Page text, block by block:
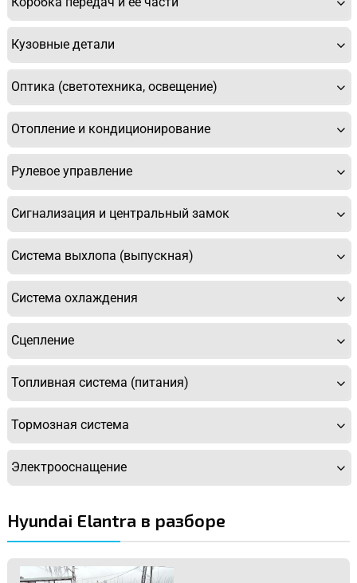
Кузовные детали
Оптика (светотехника, освещение)
Отопление и кондиционирование
Рулевое управление
Сигнализация и центральный замок
Система выхлопа (выпускная)
Система охлаждения
Сцепление
Топливная система (питания)
Тормозная система
Электрооснащение
Hyundai Elantra в разборе